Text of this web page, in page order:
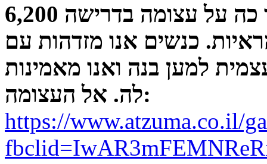
6,200 נשים חתמו מאז יום שישי ועד כה על עצומה בדרישה
כנשים אנו מזדהות עם
למען בנה ואנו מאמינות
לה. אל העצומה:
https://www.atzuma.co.il/